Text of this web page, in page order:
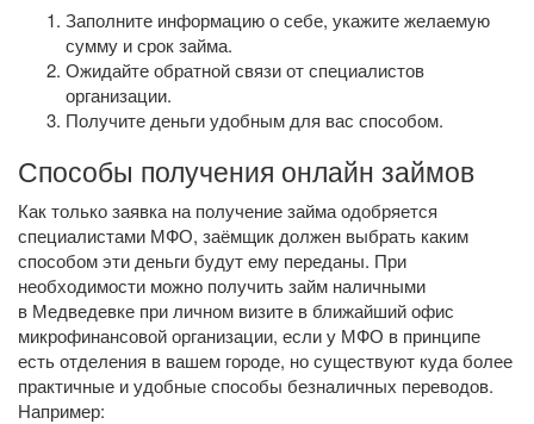
Заполните информацию о себе, укажите желаемую
сумму и срок займа.
Ожидайте обратной связи от специалистов
организации.
Получите деньги удобным для вас способом.
Способы получения онлайн займов
Как только заявка на получение займа одобряется
специалистами МФО, заёмщик должен выбрать каким
способом эти деньги будут ему переданы. При
необходимости можно получить займ наличными
в Медведевке при личном визите в ближайший офис
микрофинансовой организации, если у МФО в принципе
есть отделения в вашем городе, но существуют куда более
практичные и удобные способы безналичных переводов.
Например: